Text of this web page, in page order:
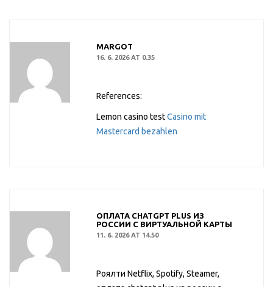
MARGOT
16. 6. 2026 AT 0.35
References:
Lemon casino testCasino mit
Mastercard bezahlen
ОПЛАТА CHATGPT PLUS ИЗ
РОССИИ С ВИРТУАЛЬНОЙ КАРТЫ
11. 6. 2026 AT 14.50
Роялти Netflix, Spotify, Steamer,